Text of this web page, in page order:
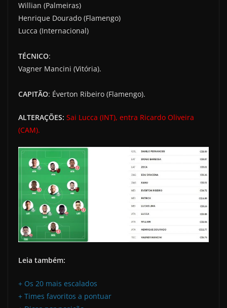
Willian (Palmeiras)
Henrique Dourado (Flamengo)
Lucca (Internacional)
TÉCNICO:
Vagner Mancini (Vitória).
CAPITÃO: Éverton Ribeiro (Flamengo).
ALTERAÇÕES: Sai Lucca (INT), entra Ricardo Oliveira
(CAM).
Leia também:
+ Os 20 mais escalados
+ Times favoritos a pontuar